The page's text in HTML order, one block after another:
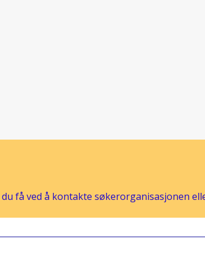
få ved å kontakte søkerorganisasjonen